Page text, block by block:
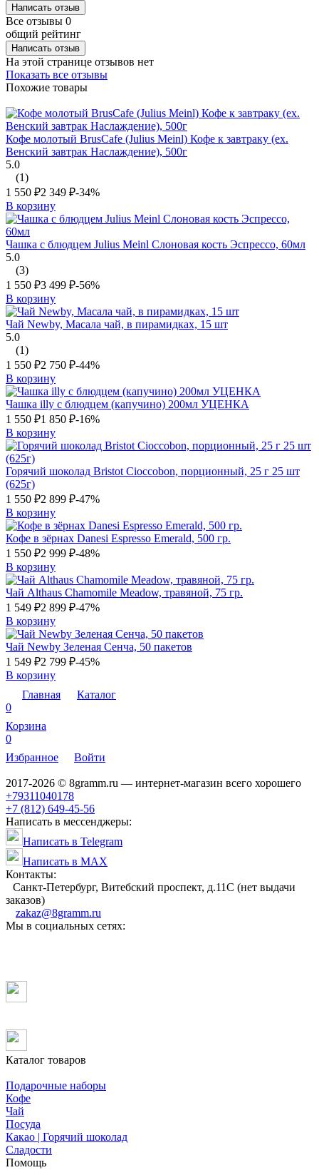
Написать отзыв
Все отзывы 0
общий рейтинг
Написать отзыв
На этой странице отзывов нет
Показать все отзывы
Похожие товары
Кофе молотый BrusCafe (Julius Meinl) Кофе к завтраку (ex.
Венский завтрак Наслаждение), 500г
5.0
(1)
1 550 ₽2 349 ₽-34%
В корзину
Чашка с блюдцем Julius Meinl Слоновая кость Эспрессо, 60мл
5.0
(3)
1 550 ₽3 499 ₽-56%
В корзину
Чай Newby, Масала чай, в пирамидках, 15 шт
5.0
(1)
1 550 ₽2 750 ₽-44%
В корзину
Чашка illy с блюдцем (капучино) 200мл УЦЕНКА
1 550 ₽1 850 ₽-16%
В корзину
Горячий шоколад Bristot Cioccobon, порционный, 25 г 25 шт
(625г)
1 550 ₽2 899 ₽-47%
В корзину
Кофе в зёрнах Danesi Espresso Emerald, 500 гр.
1 550 ₽2 999 ₽-48%
В корзину
Чай Althaus Chamomile Meadow, травяной, 75 гр.
1 549 ₽2 899 ₽-47%
В корзину
Чай Newby Зеленая Сенча, 50 пакетов
1 549 ₽2 799 ₽-45%
В корзину
Главная
Каталог
0
Корзина
0
Избранное
Войти
2017-2026 © 8gramm.ru — интернет-магазин всего хорошего
+79311040178
+7 (812) 649-45-56
Написать в мессенджеры:
Написать в Telegram
Написать в MAX
Контакты:
Санкт-Петербург, Витебский проспект, д.11С (нет выдачи
заказов)
zakaz@8gramm.ru
Мы в социальных сетях:
Каталог товаров
Подарочные наборы
Кофе
Чай
Посуда
Какао | Горячий шоколад
Сладости
Помощь